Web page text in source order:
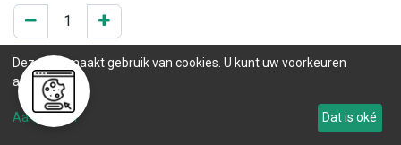
0 ST op voorraad
.
Levertijd
Deze site maakt gebruik van cookies. U kunt uw voorkeuren
aanpassen.
Aanpassen Dat is oké